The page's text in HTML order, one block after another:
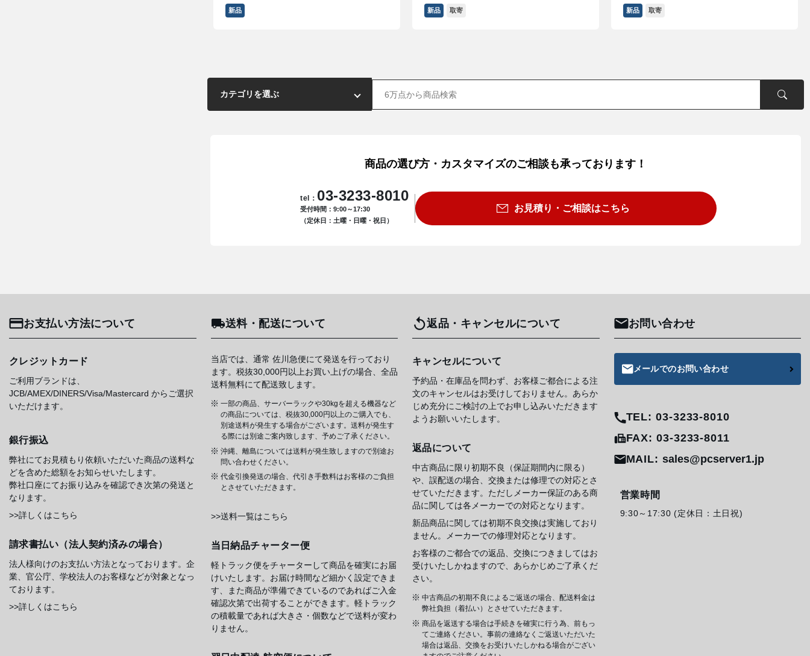
新品 新品 取寄 新品 取寄
商品の選び方・カスタマイズのご相談も承っております！
tel： 03-3233-8010
受付時間：9:00～17:30
（定休日：土曜・日曜・祝日）
お見積り・ご相談はこちら
お支払い方法について
クレジットカード
ご利用ブランドは、
JCB/AMEX/DINERS/Visa/Mastercard からご選択
いただけます。
銀行振込
弊社にてお見積もり依頼いただいた商品の送料な
どを含めた総額をお知らせいたします。
弊社口座にてお振り込みを確認でき次第の発送と
なります。
>>詳しくはこちら
請求書払い（法人契約済みの場合）
法人様向けのお支払い方法となっております。企
業、官公庁、学校法人のお客様などが対象となっ
ております。
>>詳しくはこちら
送料・配送について
当店では、通常 佐川急便にて発送を行っており
ます。税抜30,000円以上お買い上げの場合、全品
送料無料にて配送致します。
一部の商品、サーバーラックや30kgを超える機器など
の商品については、税抜30,000円以上のご購入でも、
別途送料が発生する場合がございます。送料が発生す
る際には別途ご案内致します、予めご了承ください。
沖縄、離島については送料が発生致しますので別途お
問い合わせください。
代金引換発送の場合、代引き手数料はお客様のご負担
とさせていただきます。
>>送料一覧はこちら
当日納品チャーター便
軽トラック便をチャーターして商品を確実にお届
けいたします。お届け時間など細かく設定できま
す、また商品が準備できているのであればご入金
確認次第で出荷することができます。軽トラック
の積載量であれば大きさ・個数などで送料が変わ
りません。
返品・キャンセルについて
キャンセルについて
予約品・在庫品を問わず、お客様ご都合による注
文のキャンセルはお受けしておりません。あらか
じめ充分にご検討の上でお申し込みいただきます
ようお願いいたします。
返品について
中古商品に限り初期不良（保証期間内に限る）
や、誤配送の場合、交換または修理での対応とさ
せていただきます。ただしメーカー保証のある商
品に関しては各メーカーでの対応となります。
新品商品に関しては初期不良交換は実施しており
ません。メーカーでの修理対応となります。
お客様のご都合での返品、交換につきましてはお
受けいたしかねますので、あらかじめご了承くだ
さい。
中古商品の初期不良によるご返送の場合、配送料金は
弊社負担（着払い）とさせていただきます。
商品を返送する場合は手続きを確実に行う為、前もっ
てご連絡ください。事前の連絡なくご返送いただいた
場合は返品、交換をお受けいたしかねる場合がござい
お問い合わせ
メールでのお問い合わせ
TEL: 03-3233-8010
FAX: 03-3233-8011
MAIL: sales@pcserver1.jp
営業時間
9:30～17:30 (定休日：土日祝)